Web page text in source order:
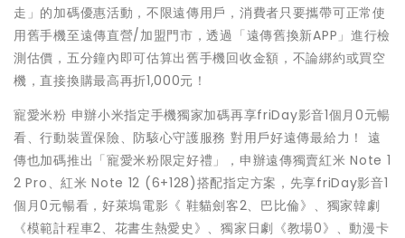
走」的加碼優惠活動，不限遠傳用戶，消費者只要攜帶可正常使
用舊手機至遠傳直營/加盟門市，透過「遠傳舊換新APP」進行檢
測估價，五分鐘內即可估算出舊手機回收金額，不論綁約或買空
機，直接換購最高再折1,000元！
寵愛米粉 申辦小米指定手機獨家加碼再享friDay影音1個月0元暢
看、行動裝置保險、防駭心守護服務 對用戶好遠傳最給力！ 遠
傳也加碼推出「寵愛米粉限定好禮」，申辦遠傳獨賣紅米 Note 1
2 Pro、紅米 Note 12 (6+128)搭配指定方案，先享friDay影音1
個月0元暢看，好萊塢電影《 鞋貓劍客2、巴比倫》、獨家韓劇
《模範計程車2、花書生熱愛史》、獨家日劇《教場0》、動漫卡